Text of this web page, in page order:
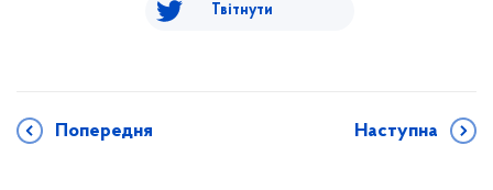
Твітнути
Попередня Наступна